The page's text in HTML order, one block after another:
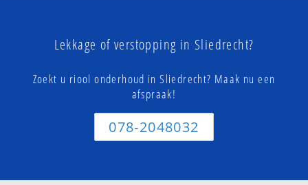
Lekkage of verstopping in Sliedrecht?
Zoekt u riool onderhoud in Sliedrecht? Maak nu een
afspraak!
078-2048032